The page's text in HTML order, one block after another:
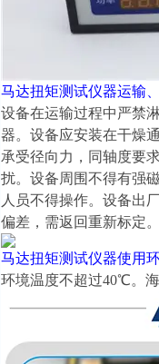
马达扭矩测试仪器运输
设备在运输过程中严禁
器。设备应安装在干燥
承受径向力，同轴度要
扰。设备周围不得有强
人员不得操作。设备出
偏差，需返回重新标定
马达扭矩测试仪器使用
环境温度不超过40℃。